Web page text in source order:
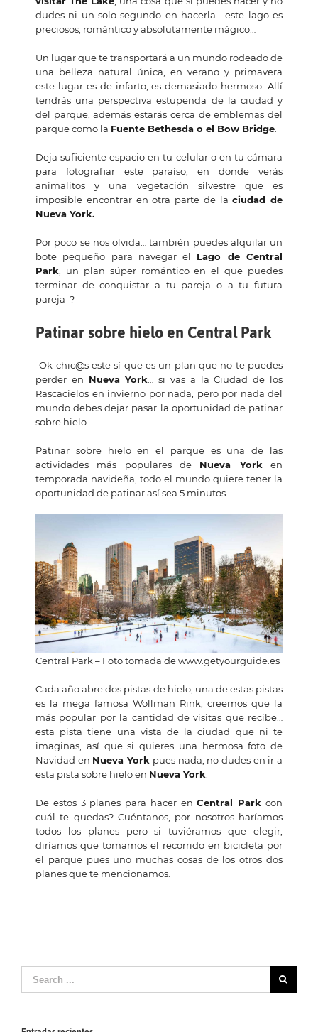
dudes ni un solo segundo en hacerla… este lago es
preciosos, romántico y absolutamente mágico…
Un lugar que te transportará a un mundo rodeado de
una belleza natural única, en verano y primavera
este lugar es de infarto, es demasiado hermoso. Allí
tendrás una perspectiva estupenda de la ciudad y
del parque, además estarás cerca de emblemas del
parque como la Fuente Bethesda o el Bow Bridge
Deja suficiente espacio en tu celular o en tu cámara
para fotografiar este paraíso, en donde verás
animalitos y una vegetación silvestre que es
imposible encontrar en otra parte de laciudad de
Nueva York.
Por poco se nos olvida… también puedes alquilar un
bote pequeño para navegar el Lago de Central
Park , un plan súper romántico en el que puedes
terminar de conquistar a tu pareja o a tu futura
pareja ?
Patinar sobre hielo en Central Park
Ok chic@s este sí que es un plan que no te puedes
perder en Nueva York… si vas a la Ciudad de los
Rascacielos en invierno por nada, pero por nada del
mundo debes dejar pasar la oportunidad de patinar
sobre hielo.
Patinar sobre hielo en el parque es una de las
actividades más populares de Nueva Yorken
temporada navideña, todo el mundo quiere tener la
oportunidad de patinar así sea 5 minutos…
Central Park – Foto tomada de www.getyourguide.es
Cada año abre dos pistas de hielo, una de estas pistas
es la mega famosa Wollman Rink, creemos que la
más popular por la cantidad de visitas que recibe…
esta pista tiene una vista de la ciudad que ni te
imaginas, así que si quieres una hermosa foto de
Navidad en Nueva York pues nada, no dudes en ir a
esta pista sobre hielo en Nueva York
De estos 3 planes para hacer enCentral Park con
cuál te quedas? Cuéntanos, por nosotros haríamos
todos los planes pero si tuviéramos que elegir,
diríamos que tomamos el recorrido en bicicleta por
el parque pues uno muchas cosas de los otros dos
planes que te mencionamos.
for: